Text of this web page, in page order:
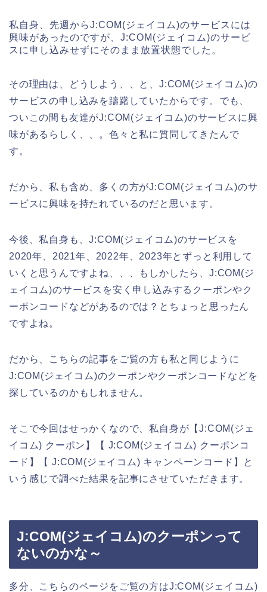
私自身、先週からJ:COM(ジェイコム)のサービスには
興味があったのですが、J:COM(ジェイコム)のサービ
スに申し込みせずにそのまま放置状態でした。
その理由は、どうしよう、、と、J:COM(ジェイコム)の
サービスの申し込みを躊躇していたからです。でも、
ついこの間も友達がJ:COM(ジェイコム)のサービスに興
味があるらしく、、。色々と私に質問してきたんで
す。
だから、私も含め、多くの方がJ:COM(ジェイコム)のサ
ービスに興味を持たれているのだと思います。
今後、私自身も、J:COM(ジェイコム)のサービスを
2020年、2021年、2022年、2023年とずっと利用して
いくと思うんですよね、、、もしかしたら、J:COM(ジ
ェイコム)のサービスを安く申し込みするクーポンやク
ーポンコードなどがあるのでは？とちょっと思ったん
ですよね。
だから、こちらの記事をご覧の方も私と同じように
J:COM(ジェイコム)のクーポンやクーポンコードなどを
探しているのかもしれません。
そこで今回はせっかくなので、私自身が【J:COM(ジェ
イコム) クーポン】【 J:COM(ジェイコム) クーポンコ
ード】【 J:COM(ジェイコム) キャンペーンコード】と
いう感じで調べた結果を記事にさせていただきます。
J:COM(ジェイコム)のクーポンって
ないのかな～
多分、こちらのページをご覧の方はJ:COM(ジェイコム)